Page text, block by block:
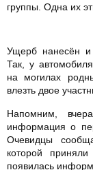
группы. Одна их
Ущерб нанесён и
Так, у
на могилах
влезть двое
Напомним,
информация о
Очевидцы
которой
появилась